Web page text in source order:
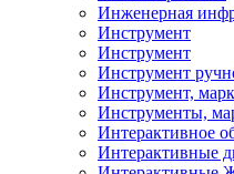
Инженерная
Инструмент
Инструмент
Инструмент
Инструмент,
Инструменты,
Интерактивное
Интерактивные